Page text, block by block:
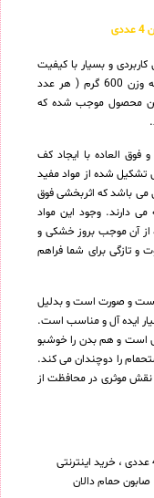
و بسیار با کیفیت
برند دالان در بسته های 4 عددی عرضه شده و به وزن 600 گرم ( هر عدد
این محصول موجب شده که
فوق العاده با ایجاد کف
تشکیل شده از مواد مفید
می باشد که اثربخشی فوق
می دارند. وجود این مواد
از آن موجب بروز خشکی و
و تازگی برای شما فراهم
و صورت است و بدلیل
ایده آل و مناسب است.
است و هم بدن را خوشبو
را دوچندان می کند.
نقش موثری در محافظت از